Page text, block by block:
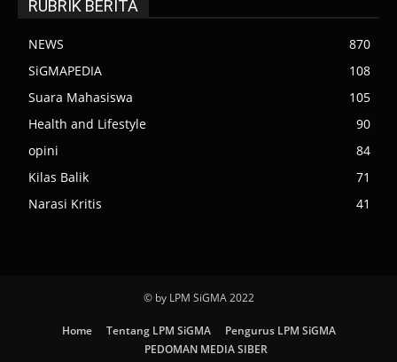
RUBRIK BERITA
NEWS
870
SiGMAPEDIA
108
Suara Mahasiswa
105
Health and Lifestyle
90
opini
84
Kilas Balik
71
Narasi Kritis
41
© by LPM SiGMA 2022
Home Tentang LPM SiGMA
Pengurus LPM SiGMA
PEDOMAN MEDIA SIBER